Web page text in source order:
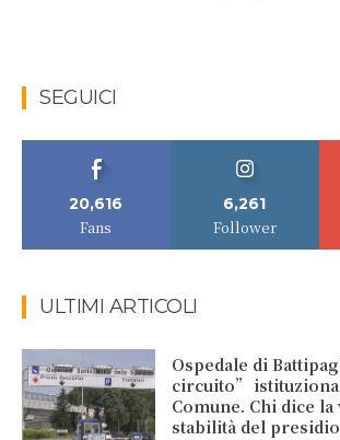
SEGUICI
20,616
Fans
6,261
Follower
ULTIMI ARTICOLI
Ospedale di
circuito”
Comune. Chi dice
stabilità del